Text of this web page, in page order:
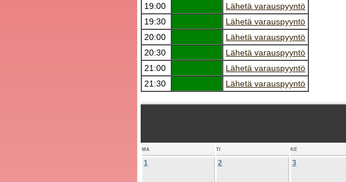
19:00
Lähetä varauspyyntö
19:30
Lähetä varauspyyntö
20:00
Lähetä varauspyyntö
20:30
Lähetä varauspyyntö
21:00
Lähetä varauspyyntö
21:30
Lähetä varauspyyntö
MA TI KE
1 2 3